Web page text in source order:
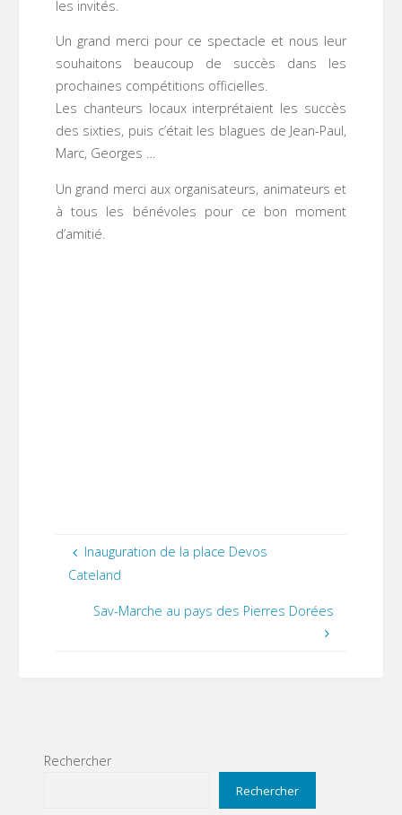
les invités.
Un grand merci pour ce spectacle et nous leur
souhaitons beaucoup de succès dans les
prochaines compétitions officielles.
Les chanteurs locaux interprétaient les succès
des sixties, puis c’était les blagues de Jean-Paul,
Marc, Georges …
Un grand merci aux organisateurs, animateurs et
à tous les bénévoles pour ce bon moment
d’amitié.
Inauguration de la place Devos
Cateland
Sav-Marche au pays des Pierres Dorées
Rechercher
Rechercher